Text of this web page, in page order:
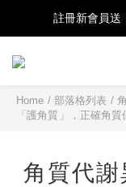
註冊新會員送
註冊新會員送
Home / 部落格列表 /
「護角質」，正確角
角質代謝